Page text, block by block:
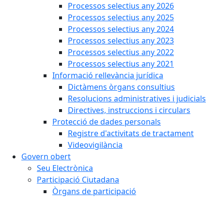
Processos selectius any 2026
Processos selectius any 2025
Processos selectius any 2024
Processos selectius any 2023
Processos selectius any 2022
Processos selectius any 2021
Informació rellevància jurídica
Dictàmens òrgans consultius
Resolucions administratives i judicials
Directives, instruccions i circulars
Protecció de dades personals
Registre d'activitats de tractament
Videovigilància
Govern obert
Seu Electrònica
Participació Ciutadana
Òrgans de participació